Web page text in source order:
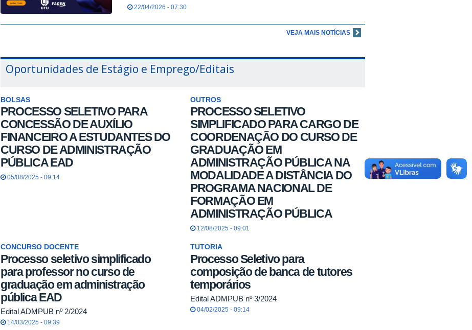
22/04/2026 - 07:30
VEJA MAIS NOTÍCIAS
Oportunidades de Estágio e Emprego/Editais
BOLSAS
PROCESSO SELETIVO PARA
CONCESSÃO DE AUXÍLIO
FINANCEIRO A ESTUDANTES DO
CURSO DE ADMINISTRAÇÃO
PÚBLICA EAD
05/08/2025 - 09:14
OUTROS
PROCESSO SELETIVO
SIMPLIFICADO PARA CARGO DE
COORDENAÇÃO DO CURSO DE
GRADUAÇÃO EM
ADMINISTRAÇÃO PÚBLICA NA
MODALIDADE A DISTÂNCIA DO
PROGRAMA NACIONAL DE
FORMAÇÃO EM
ADMINISTRAÇÃO PÚBLICA
12/08/2025 - 09:01
CONCURSO DOCENTE
Processo seletivo simplificado
para professor no curso de
graduação em administração
pública EAD
Edital ADMPUB nº 2/2024
14/03/2025 - 09:39
TUTORIA
Processo Seletivo para
composição de banca de tutores
temporários
Edital ADMPUB nº 3/2024
04/02/2025 - 09:14